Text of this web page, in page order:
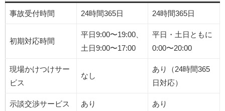
事故受付時間 24時間365日 24時間365日
初期対応時間
平日9:00〜19:00、
土日9:00〜17:00
平日・土日ともに
0:00〜20:00
現場かけつけサー
ビス
なし
あり（24時間365
日対応）
示談交渉サービス あり あり